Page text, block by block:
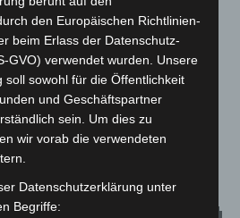
Hannover: 21 neue
starten beim Roten
den Europäischen Richtlinien-
beim Erlass der Datenschutz-
GVO) verwendet wurden. Unsere
soll sowohl für die Öffentlichkeit
und Geschäftspartner
sein. Um dies zu
wir vorab die verwendeten
Datenschutzerklärung unter
Begriffe: